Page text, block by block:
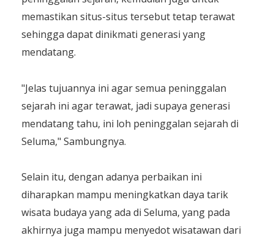
memastikan situs-situs tersebut tetap terawat
sehingga dapat dinikmati generasi yang
mendatang.
"Jelas tujuannya ini agar semua peninggalan
sejarah ini agar terawat, jadi supaya generasi
mendatang tahu, ini loh peninggalan sejarah di
Seluma," Sambungnya.
Selain itu, dengan adanya perbaikan ini
diharapkan mampu meningkatkan daya tarik
wisata budaya yang ada di Seluma, yang pada
akhirnya juga mampu menyedot wisatawan dari